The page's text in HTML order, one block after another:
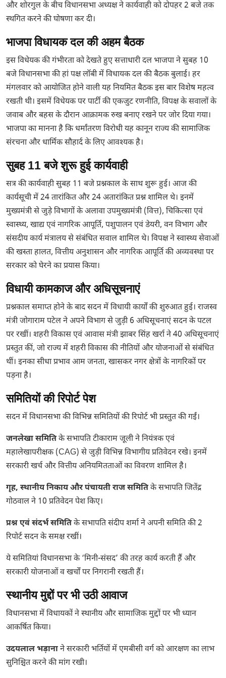
और शोरगुल के बीच विधानसभा अध्यक्ष ने कार्यवाही को दोपहर 2 बजे तक
स्थगित करने की घोषणा कर दी।
भाजपा विधायक दल की अहम बैठक
इस विधेयक की गंभीरता को देखते हुए सत्ताधारी दल भाजपा ने सुबह 10
बजे विधानसभा की हां पक्ष लॉबी में विधायक दल की बैठक बुलाई। हर
मंगलवार को आयोजित होने वाली यह नियमित बैठक इस बार विशेष महत्व
रखती थी। इसमें विधेयक पर पार्टी की एकजुट रणनीति, विपक्ष के सवालों के
जवाब और बहस के दौरान आक्रामक रुख बनाए रखने पर जोर दिया गया।
भाजपा का मानना है कि धर्मांतरण विरोधी यह कानून राज्य की सामाजिक
संरचना और धार्मिक सौहार्द के लिए आवश्यक है।
सुबह 11 बजे शुरू हुई कार्यवाही
सत्र की कार्यवाही सुबह 11 बजे प्रश्नकाल के साथ शुरू हुई। आज की
कार्यसूची में 24 तारांकित और 24 अतारांकित प्रश्न शामिल थे। इनमें
मुख्यमंत्री से जुड़े विभागों के अलावा उपमुख्यमंत्री (वित्त), चिकित्सा एवं
स्वास्थ्य, खाद्य एवं नागरिक आपूर्ति, पशुपालन एवं डेयरी, वन विभाग और
संसदीय कार्य मंत्रालय से संबंधित सवाल शामिल थे। विपक्ष ने स्वास्थ्य सेवाओं
की खस्ता हालत, वित्तीय अनुशासन और नागरिक आपूर्ति की अव्यवस्था पर
सरकार को घेरने का प्रयास किया।
विधायी कामकाज और अधिसूचनाएं
प्रश्नकाल समाप्त होने के बाद सदन में विधायी कार्यों की शुरुआत हुई। राजस्व
मंत्री जोगाराम पटेल ने अपने विभाग से जुड़ी 6 अधिसूचनाएं सदन के पटल
पर रखीं। शहरी विकास एवं आवास मंत्री झाबर सिंह खर्रा ने 40 अधिसूचनाएं
प्रस्तुत कीं, जो राज्य में शहरी विकास की नीतियों और योजनाओं से संबंधित
थीं। इनका सीधा प्रभाव आम जनता, खासकर नगर क्षेत्रों के नागरिकों पर
पड़ना है।
समितियों की रिपोर्ट पेश
सदन में विधानसभा की विभिन्न समितियों की रिपोर्ट भी प्रस्तुत की गईं।
जनलेखा समितिके सभापति टीकाराम जूली ने नियंत्रक एवं
महालेखापरीक्षक (CAG) से जुड़ी विभिन्न विभागीय प्रतिवेदन रखे। इनमें
सरकारी खर्च और वित्तीय अनियमितताओं का विवरण शामिल है।
गृह, स्थानीय निकाय और पंचायती राज समितिके सभापति जितेंद्र
गोठवाल ने 10 प्रतिवेदन पेश किए।
प्रश्न एवं संदर्भ समितिके सभापति संदीप शर्मा ने अपनी समिति की 2
रिपोर्ट सदन के समक्ष रखीं।
ये समितियां विधानसभा के ‘मिनी-संसद’ की तरह कार्य करती हैं और
सरकारी योजनाओं व खर्चों पर निगरानी रखती हैं।
स्थानीय मुद्दों पर भी उठी आवाज
विधानसभा में विधायकों ने स्थानीय और सामाजिक मुद्दों पर भी ध्यान
आकर्षित किया।
उदयलाल भड़ानाने सरकारी भर्तियों में एमबीसी वर्ग को आरक्षण का लाभ
सुनिश्चित करने की मांग रखी।